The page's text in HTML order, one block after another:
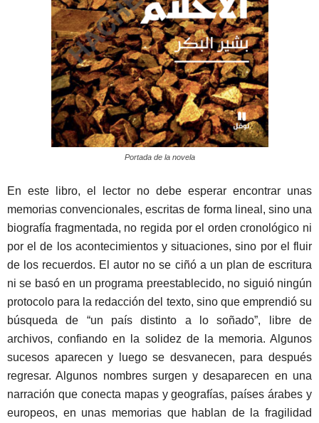
Portada de la novela
En este libro, el lector no debe esperar encontrar unas
memorias convencionales, escritas de forma lineal, sino una
biografía fragmentada, no regida por el orden cronológico ni
por el de los acontecimientos y situaciones, sino por el fluir
de los recuerdos. El autor no se ciñó a un plan de escritura
ni se basó en un programa preestablecido, no siguió ningún
protocolo para la redacción del texto, sino que emprendió su
búsqueda de “un país distinto a lo soñado”, libre de
archivos, confiando en la solidez de la memoria. Algunos
sucesos aparecen y luego se desvanecen, para después
regresar. Algunos nombres surgen y desaparecen en una
narración que conecta mapas y geografías, países árabes y
europeos, en unas memorias que hablan de la fragilidad